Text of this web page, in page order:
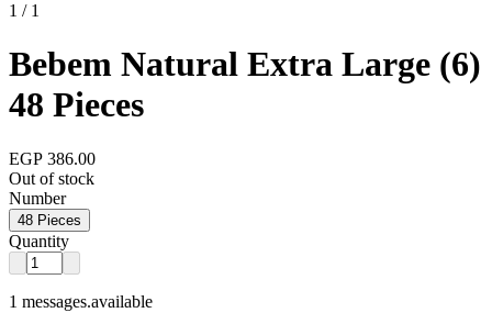
1 / 1
Bebem Natural Extra Large (6)
48 Pieces
EGP 386.00
Out of stock
Number
48 Pieces
Quantity
1 messages.available